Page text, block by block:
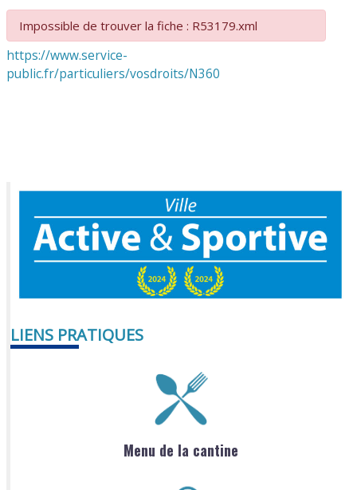
Impossible de trouver la fiche : R53179.xml
https://www.service-
public.fr/particuliers/vosdroits/N360
LIENS PRATIQUES
Menu de la cantine